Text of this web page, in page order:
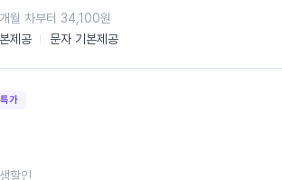
제공 문자 기본제공
월 차부터 34,100원
가
할인